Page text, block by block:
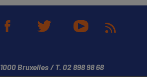
1000 Bruxelles T. 02 898 98 68